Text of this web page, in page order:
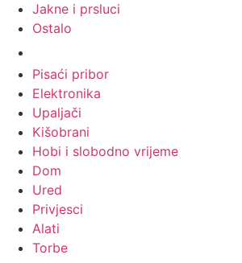
Jakne i prsluci
Ostalo
Pisaći pribor
Elektronika
Upaljači
Kišobrani
Hobi i slobodno vrijeme
Dom
Ured
Privjesci
Alati
Torbe